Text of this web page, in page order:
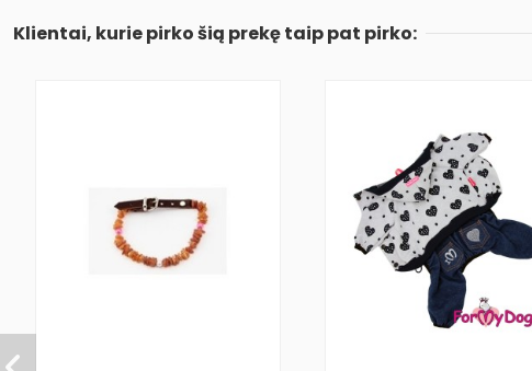
Klientai, kurie pirko šią prekę taip pat pirko: